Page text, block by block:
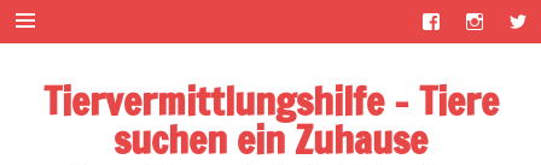
Zum
Inhalt
springen
Tiervermittlungshilfe – Tiere
suchen ein Zuhause